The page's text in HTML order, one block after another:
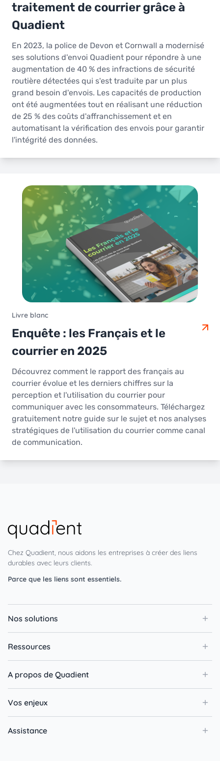
traitement de courrier grâce à
Quadient
En 2023, la police de Devon et Cornwall a modernisé
ses solutions d'envoi Quadient pour répondre à une
augmentation de 40 % des infractions de sécurité
routière détectées qui s'est traduite par un plus
grand besoin d'envois. Les capacités de production
ont été augmentées tout en réalisant une réduction
de 25 % des coûts d'affranchissement et en
automatisant la vérification des envois pour garantir
l'intégrité des données.
Livre blanc
Enquête : les Français et le
courrier en 2025
Découvrez comment le rapport des français au
courrier évolue et les derniers chiffres sur la
perception et l'utilisation du courrier pour
communiquer avec les consommateurs. Téléchargez
gratuitement notre guide sur le sujet et nos analyses
stratégiques de l'utilisation du courrier comme canal
de communication.
Chez Quadient, nous aidons les entreprises à créer des liens
durables avec leurs clients.
Parce que les liens sont essentiels.
Nos solutions
Ressources
A propos de Quadient
Vos enjeux
Assistance